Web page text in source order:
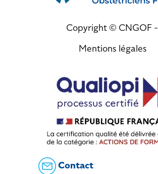
Copyright © CNGOF -
Mentions légales
Contact